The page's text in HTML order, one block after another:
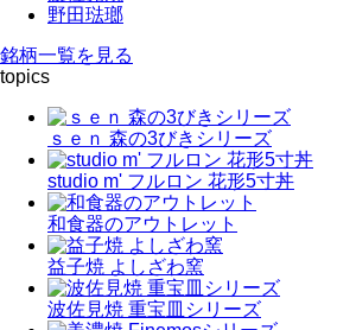
野田琺瑯
銘柄一覧を見る
topics
ｓｅｎ 森の3びきシリーズ
studio m' フルロン 花形5寸丼
和食器のアウトレット
益子焼 よしざわ窯
波佐見焼 重宝皿シリーズ